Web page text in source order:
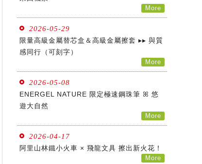
More
2026-05-29
限量高級金屬替芯盒＆高級金屬擦套 ▸▸ 與質
感同行（可刻字）
More
2026-05-08
ENERGEL NATURE 限定極速鋼珠筆 ꕤ 悠
遊大自然
More
2026-04-17
阿里山林鐵小火車 × 飛龍文具 擦出新火花！
More